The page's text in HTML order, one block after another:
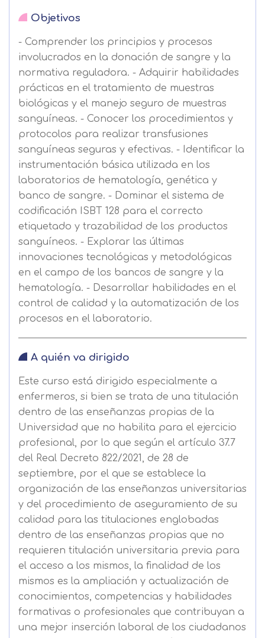
Objetivos
- Comprender los principios y procesos
involucrados en la donación de sangre y la
normativa reguladora. - Adquirir habilidades
prácticas en el tratamiento de muestras
biológicas y el manejo seguro de muestras
sanguíneas. - Conocer los procedimientos y
protocolos para realizar transfusiones
sanguíneas seguras y efectivas. - Identificar la
instrumentación básica utilizada en los
laboratorios de hematología, genética y
banco de sangre. - Dominar el sistema de
codificación ISBT 128 para el correcto
etiquetado y trazabilidad de los productos
sanguíneos. - Explorar las últimas
innovaciones tecnológicas y metodológicas
en el campo de los bancos de sangre y la
hematología. - Desarrollar habilidades en el
control de calidad y la automatización de los
procesos en el laboratorio.
A quién va dirigido
Este curso está dirigido especialmente a
enfermeros, si bien se trata de una titulación
dentro de las enseñanzas propias de la
Universidad que no habilita para el ejercicio
profesional, por lo que según el artículo 37.7
del Real Decreto 822/2021, de 28 de
septiembre, por el que se establece la
organización de las enseñanzas universitarias
y del procedimiento de aseguramiento de su
calidad para las titulaciones englobadas
dentro de las enseñanzas propias que no
requieren titulación universitaria previa para
el acceso a los mismos, la finalidad de los
mismos es la ampliación y actualización de
conocimientos, competencias y habilidades
formativas o profesionales que contribuyan a
una mejor inserción laboral de los ciudadanos